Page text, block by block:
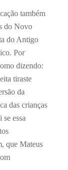
também
do Novo
do Antigo
Por
dizendo:
tiraste
da
das crianças
essa
que Mateus